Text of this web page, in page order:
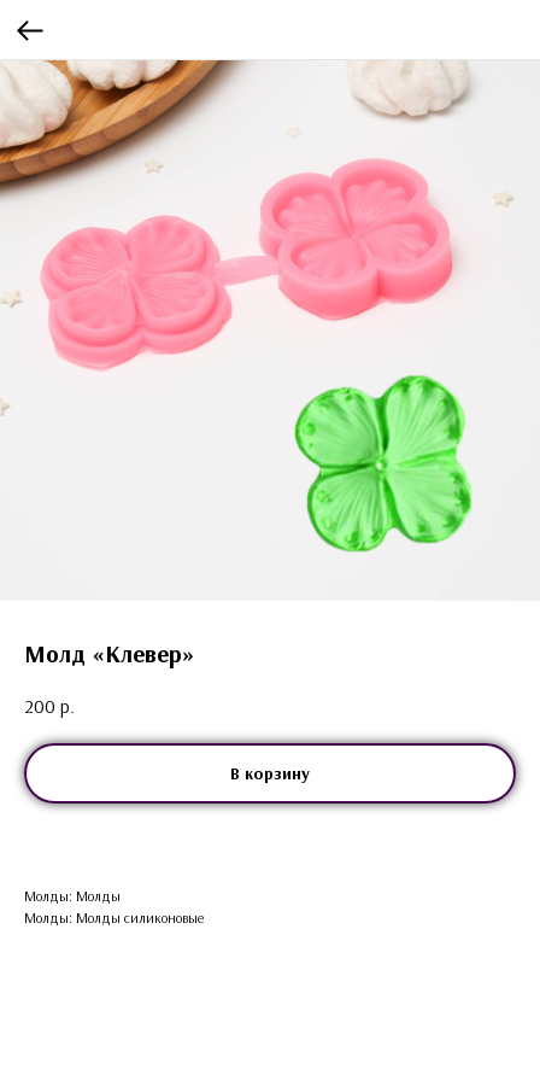
Молд «Клевер»
200 р.
В корзину
Молды: Молды
Молды: Молды силиконовые